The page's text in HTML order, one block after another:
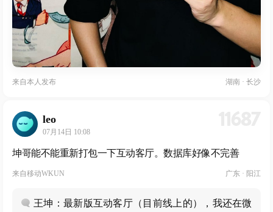
来自本人发布 湖南 · 长沙
leo
07月14日 10:08
坤哥能不能重新打包一下互动客厅。数据库好像不完善
来自移动WKUN 广东 · 阳江
王坤：最新版互动客厅（目前线上的），我还在微